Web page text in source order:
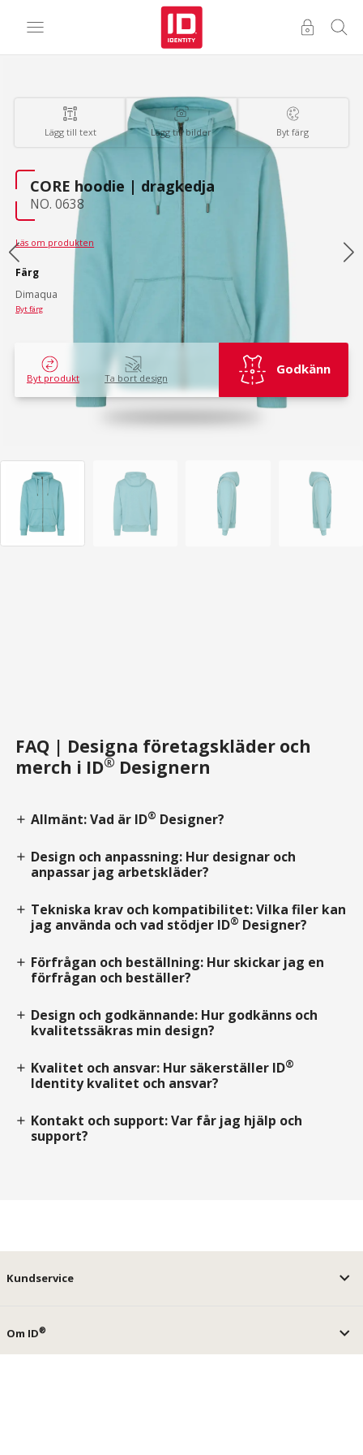
CORE hoodie | dragkedja
NO. 0638
Läs om produkten
Färg
Dimaqua
Byt färg
Lägg till text Lägg till bilder Byt färg
Byt produkt Ta bort design
Godkänn
FAQ | Designa företagskläder och
merch i ID® Designern
add Allmänt: Vad är ID® Designer?
add Design och anpassning: Hur designar och
anpassar jag arbetskläder?
add Tekniska krav och kompatibilitet: Vilka filer kan
jag använda och vad stödjer ID® Designer?
add Förfrågan och beställning: Hur skickar jag en
förfrågan och beställer?
add Design och godkännande: Hur godkänns och
kvalitetssäkras min design?
add Kvalitet och ansvar: Hur säkerställer ID®
Identity kvalitet och ansvar?
add Kontakt och support: Var får jag hjälp och
support?
Kundservice
Om ID®